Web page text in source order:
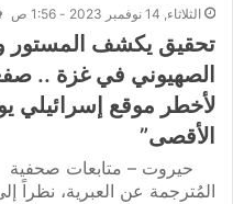
الثلاثاء, 14 نوفمبر 2023 - 1:56 ص
تحقيق يكشف المستور
الصهيوني في غزة ..
لأخطر موقع إسرائيلي
الأقصى”
حيروت – متابعات صحفية
المُترجمة عن العبرية، نظراً